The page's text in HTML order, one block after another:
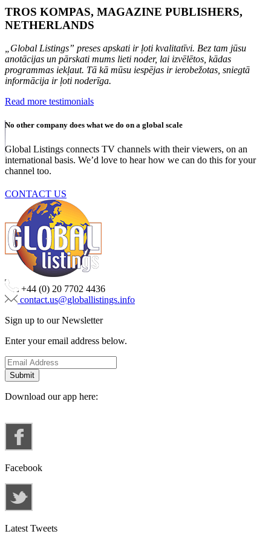
TROS KOMPAS, MAGAZINE PUBLISHERS,
NETHERLANDS
„Global Listings” preses apskati ir ļoti kvalitatīvi. Bez tam jūsu
anotācijas un pārskati mums lieti noder, lai izvēlētos, kādas
programmas iekļaut. Tā kā mūsu iespējas ir ierobežotas, sniegtā
informācija ir ļoti noderīga.
Read more testimonials
No other company does what we do on a global scale
Global Listings connects TV channels with their viewers, on an
international basis. We’d love to hear how we can do this for your
channel too.
CONTACT US
+44 (0) 20 7702 4436
contact.us@globallistings.info
Sign up to our Newsletter
Enter your email address below.
Download our app here:
Facebook
Latest Tweets